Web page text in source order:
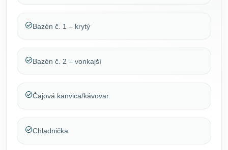
Bazén č. 1 – krytý
Bazén č. 2 – vonkajší
Čajová kanvica/kávovar
Chladnička